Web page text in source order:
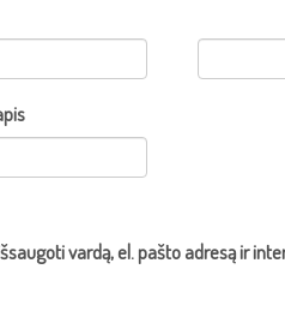
vardą, el. pašto adresą ir